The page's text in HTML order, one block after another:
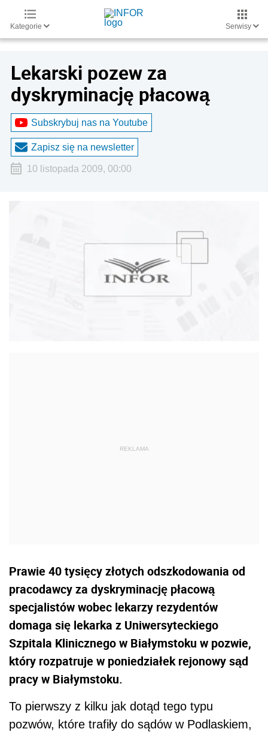
Kategorie Serwisy
Lekarski pozew za
dyskryminację płacową
Subskrybuj nas na Youtube
Zapisz się na newsletter
10 listopada 2009, 00:00
Prawie 40 tysięcy złotych odszkodowania od
pracodawcy za dyskryminację płacową
specjalistów wobec lekarzy rezydentów
domaga się lekarka z Uniwersyteckiego
Szpitala Klinicznego w Białymstoku w pozwie,
który rozpatruje w poniedziałek rejonowy sąd
pracy w Białymstoku.
To pierwszy z kilku jak dotąd tego typu
pozwów, które trafiły do sądów w Podlaskiem,